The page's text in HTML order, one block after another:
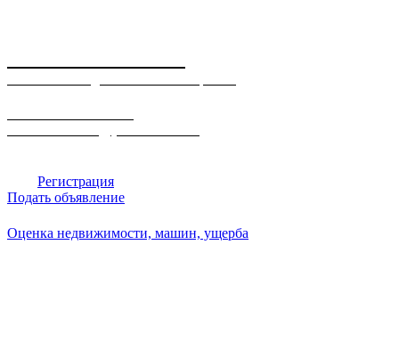
Регистрация
Подать объявление
Оценка недвижимости, машин, ущерба